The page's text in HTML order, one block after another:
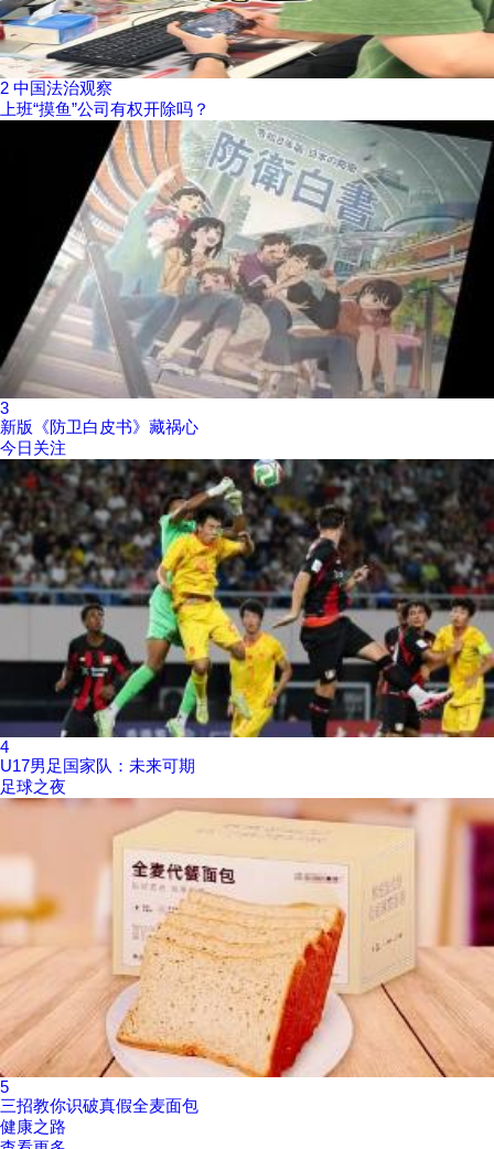
2 中国法治观察
上班“摸鱼”公司有权开除吗？
3
新版《防卫白皮书》藏祸心
今日关注
4
U17男足国家队：未来可期
足球之夜
5
三招教你识破真假全麦面包
健康之路